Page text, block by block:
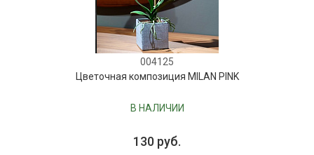
004125
Цветочная композиция MILAN PINK
В НАЛИЧИИ
130 руб.